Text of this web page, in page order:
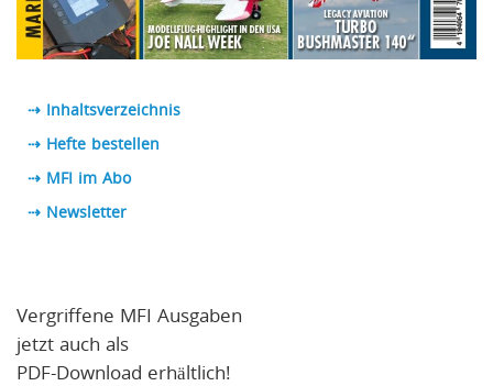
⇢ Inhaltsverzeichnis
⇢ Hefte bestellen
⇢ MFI im Abo
⇢ Newsletter
Vergriffene MFI Ausgaben
jetzt auch als
PDF-Download erhältlich!